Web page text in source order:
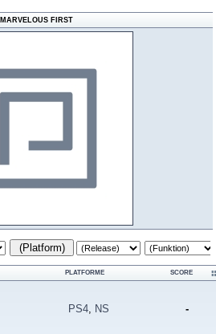
MARVELOUS FIRST
(Platform)
PLATFORME SCORE
PS4, NS -